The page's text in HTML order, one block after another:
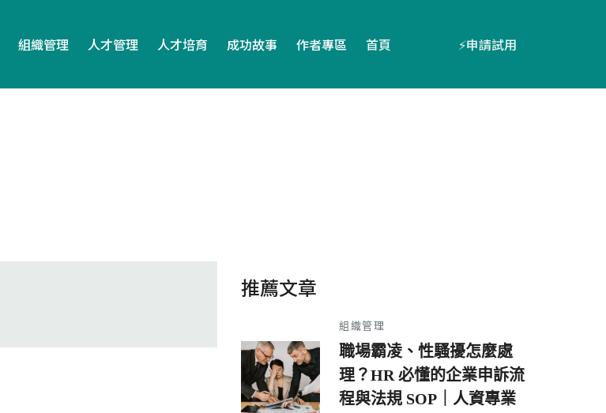
組織管理 人才管理 人才培育 成功故事 作者專區 首頁 ⚡️申請試用
推薦文章
組織管理
職場霸凌、性騷擾怎麼處
理？HR 必懂的企業申訴流
程與法規 SOP｜人資專業